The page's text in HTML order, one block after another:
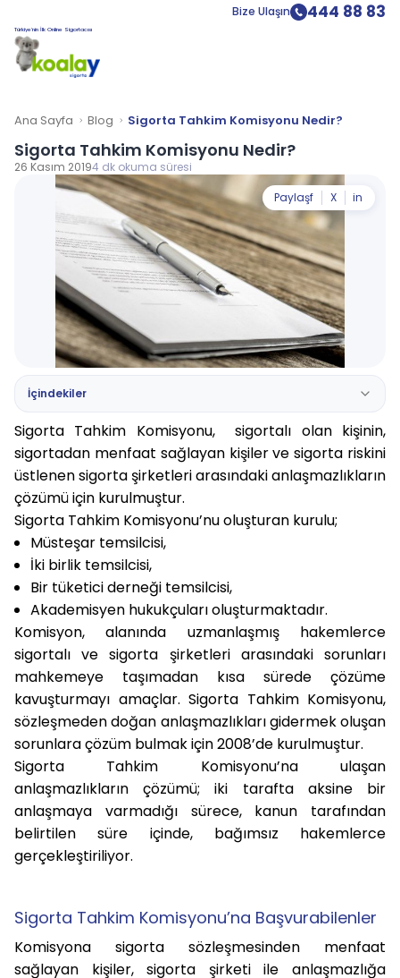
Bize Ulaşın 444 88 83
Türkiye’nin İlk Online Sigortacısı
Ana Sayfa Blog Sigorta Tahkim Komisyonu Nedir?
Sigorta Tahkim Komisyonu Nedir?
26 Kasım 20194 dk okuma süresi
Paylaşf X in
İçindekiler
Sigorta Tahkim Komisyonu, sigortalı olan kişinin,
sigortadan menfaat sağlayan kişiler ve sigorta riskini
üstlenen sigorta şirketleri arasındaki anlaşmazlıkların
çözümü için kurulmuştur.
Sigorta Tahkim Komisyonu’nu oluşturan kurulu;
Müsteşar temsilcisi,
İki birlik temsilcisi,
Bir tüketici derneği temsilcisi,
Akademisyen hukukçuları oluşturmaktadır.
Komisyon, alanında uzmanlaşmış hakemlerce
sigortalı ve sigorta şirketleri arasındaki sorunları
mahkemeye taşımadan kısa sürede çözüme
kavuşturmayı amaçlar. Sigorta Tahkim Komisyonu,
sözleşmeden doğan anlaşmazlıkları gidermek oluşan
sorunlara çözüm bulmak için 2008’de kurulmuştur.
Sigorta Tahkim Komisyonu’na ulaşan
anlaşmazlıkların çözümü; iki tarafta aksine bir
anlaşmaya varmadığı sürece, kanun tarafından
belirtilen süre içinde, bağımsız hakemlerce
gerçekleştiriliyor.
Sigorta Tahkim Komisyonu’na Başvurabilenler
Komisyona sigorta sözleşmesinden menfaat
sağlayan kişiler, sigorta şirketi ile anlaşmazlığa